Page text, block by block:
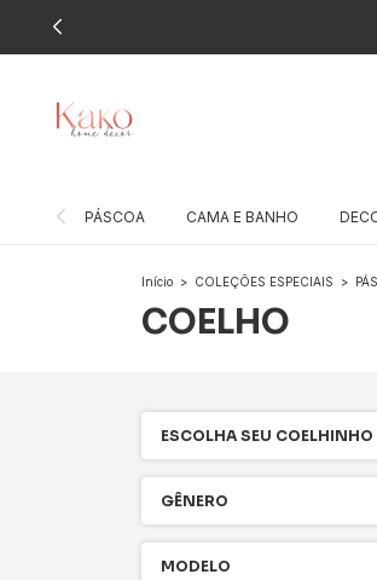
PÁSCOA CAMA E BANHO
Início > COLEÇÕES ESPECIAIS >
COELHO
ESCOLHA SEU COELHINHO
GÊNERO
MODELO